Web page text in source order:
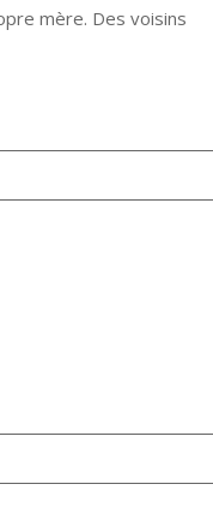
mère. Des voisins